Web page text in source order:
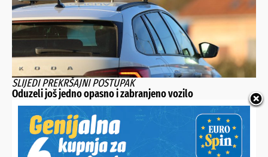
SLIJEDI PREKRŠAJNI POSTUPAK
Oduzeli još jedno opasno i zabranjeno vozilo